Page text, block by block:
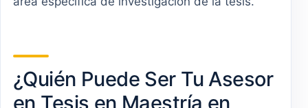
¿Quién Puede Ser Tu Asesor
en Tesis en Maestría en